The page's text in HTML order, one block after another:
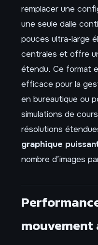
remplacer une
une seule dalle
pouces ultra-large
centrales et offre
étendu. Ce format
efficace pour la
en bureautique ou
simulations de
résolutions
graphique
nombre d’images
mouvement